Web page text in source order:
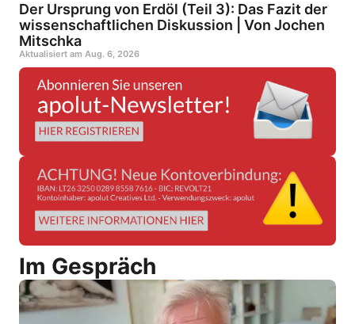
Der Ursprung von Erdöl (Teil 3): Das Fazit der
wissenschaftlichen Diskussion | Von Jochen
Mitschka
Aktualisiert am Aug. 6, 2026
Im Gespräch